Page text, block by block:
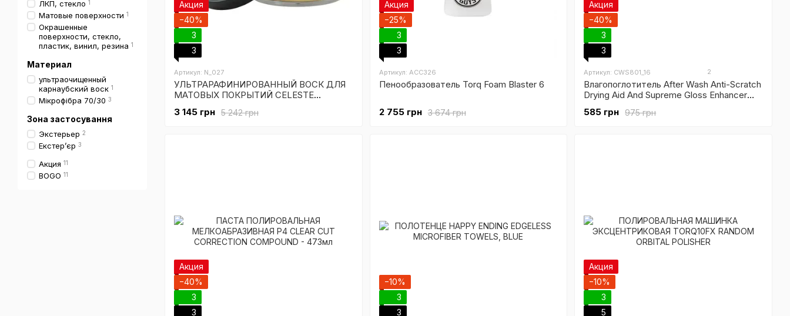
Акция
−40%
3
3
Артикул: N_027
УЛЬТРАРАФИНИРОВАННЫЙ ВОСК ДЛЯ
МАТОВЫХ ПОКРЫТИЙ CELESTE
5 242 грн
3 145 грн
Акция
−25%
3
3
Артикул: ACC326
Пенообразователь Torq Foam Blaster 6
3 674 грн
2 755 грн
Акция
−40%
3
3
Артикул: CWS801_16 2
Влагопоглотитель After Wash Anti-Scratch
Drying Aid And Supreme Gloss Enhancer
975 грн
585 грн
Акция
−40%
3
3
−10%
3
3
Акция
−10%
3
5
ЛКП, стекло 1
Матовые поверхности 1
Окрашенные
поверхности, стекло,
пластик, винил, резина 1
Материал
ультраочищенный
карнаубский воск 1
Мікрофібра 70/30 3
Зона застосування
Экстерьер 2
Екстерʼєр 3
Акция 11
BOGO 11